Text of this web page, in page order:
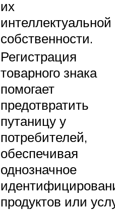
их
интеллектуальной
собственности.
Регистрация
товарного знака
помогает
предотвратить
путаницу у
потребителей,
обеспечивая
однозначное
продуктов или